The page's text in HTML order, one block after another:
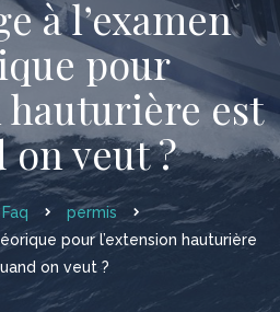
à l’examen
pour
hauturière est
on veut ?
Faq
permis
pour l’extension hauturière
on veut ?